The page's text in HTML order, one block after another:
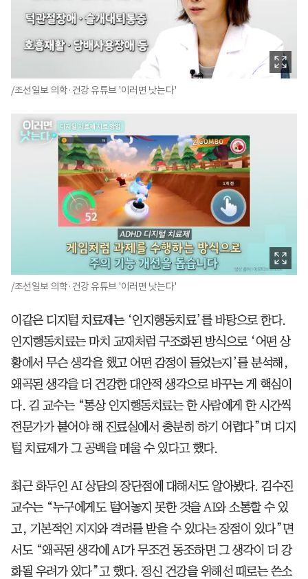
/조선일보 의학·건강 유튜브 '이러면 낫는다'
/조선일보 의학·건강 유튜브 '이러면 낫는다'
이같은 디지털 치료제는 ‘인지행동치료’를 바탕으로 한다.
인지행동치료는 마치 교재처럼 구조화된 방식으로 ‘어떤 상
황에서 무슨 생각을 했고 어떤 감정이 들었는지’를 분석해,
왜곡된 생각을 더 건강한 대안적 생각으로 바꾸는 게 핵심이
다. 김 교수는 “통상 인지행동치료는 한 사람에게 한 시간씩
전문가가 붙어야 해 진료실에서 충분히 하기 어렵다”며 디지
털 치료제가 그 공백을 메울 수 있다고 했다.
최근 화두인 AI 상담의 장단점에 대해서도 알아봤다. 김수진
교수는 “누구에게도 털어놓지 못한 것을 AI와 소통할 수 있
고, 기본적인 지지와 격려를 받을 수 있다는 장점이 있다”면
서도 “왜곡된 생각에 AI가 무조건 동조하면 그 생각이 더 강
화될 우려가 있다”고 했다. 정신 건강을 위해선 때로는 쓴소